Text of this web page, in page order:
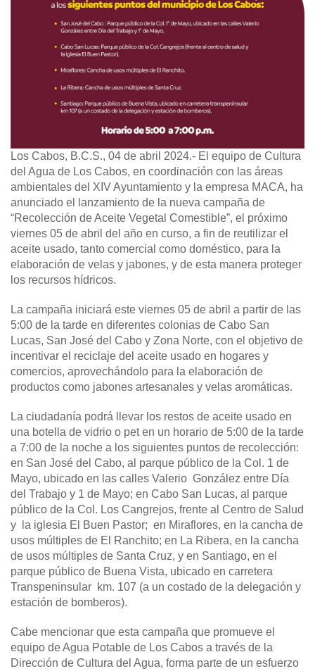
Los Cabos, B.C.S., 04 de abril 2024.- El equipo de Cultura
del Agua de Los Cabos, en coordinación con las áreas
ambientales del XIV Ayuntamiento y la empresa MACA, ha
anunciado el lanzamiento de la nueva campaña de
“Recolección de Aceite Vegetal Comestible”, el próximo
viernes 05 de abril del año en curso, a fin de reutilizar el
aceite usado, tanto comercial como doméstico, para la
elaboración de velas y jabones, y de esta manera proteger
los recursos hídricos.
La campaña iniciará este viernes 05 de abril a partir de las
5:00 de la tarde en diferentes colonias de Cabo San
Lucas, San José del Cabo y Zona Norte, con el objetivo de
incentivar el reciclaje del aceite usado en hogares y
comercios, aprovechándolo para la elaboración de
productos como jabones artesanales y velas aromáticas.
La ciudadanía podrá llevar los restos de aceite usado en
una botella de vidrio o pet en un horario de 5:00 de la tarde
a 7:00 de la noche a los siguientes puntos de recolección:
en San José del Cabo, al parque público de la Col. 1 de
Mayo, ubicado en las calles Valerio González entre Día
del Trabajo y 1 de Mayo; en Cabo San Lucas, al parque
público de la Col. Los Cangrejos, frente al Centro de Salud
y la iglesia El Buen Pastor; en Miraflores, en la cancha de
usos múltiples de El Ranchito; en La Ribera, en la cancha
de usos múltiples de Santa Cruz, y en Santiago, en el
parque público de Buena Vista, ubicado en carretera
Transpeninsular km. 107 (a un costado de la delegación y
estación de bomberos).
Cabe mencionar que esta campaña que promueve el
equipo de Agua Potable de Los Cabos a través de la
Dirección de Cultura del Agua, forma parte de un esfuerzo